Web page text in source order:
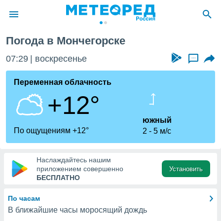
о
Вы можете
к этому
доступ
Погода в Мончегорске
07:29 воскресенье ...
Переменная облачность
+12°
По ощущениям +12°
южный
2
5 м/с
Наслаждайтесь нашим
приложением совершенно
БЕСПЛАТНО
Установить
По часам
В ближайшие часы моросящий дождь